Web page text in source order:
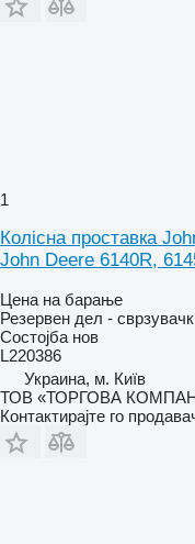
1
Колісна проставка
John Deere 6140R,
Цена на барање
Резервен дел -
Состојба нов
L220386
Украина, м. Київ
ТОВ «ТОРГОВА
Контактирајте го